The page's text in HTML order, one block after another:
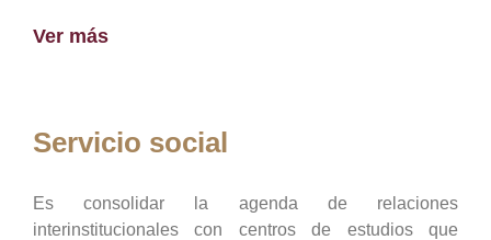
Ver más
Servicio social
Es consolidar la agenda de relaciones
interinstitucionales con centros de estudios que